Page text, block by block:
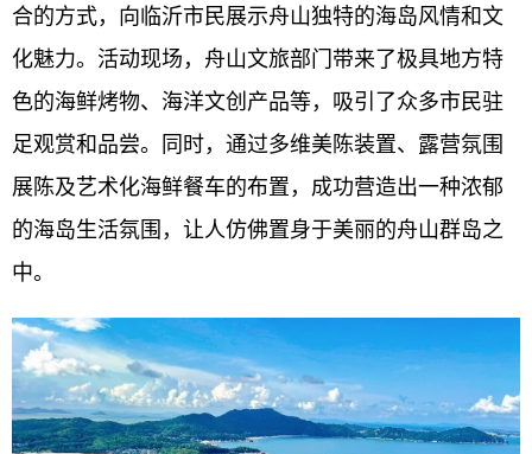
合的方式，向临沂市民展示舟山独特的海岛风情和文
化魅力。活动现场，舟山文旅部门带来了极具地方特
色的海鲜烤物、海洋文创产品等，吸引了众多市民驻
足观赏和品尝。同时，通过多维美陈装置、露营氛围
展陈及艺术化海鲜餐车的布置，成功营造出一种浓郁
的海岛生活氛围，让人仿佛置身于美丽的舟山群岛之
中。